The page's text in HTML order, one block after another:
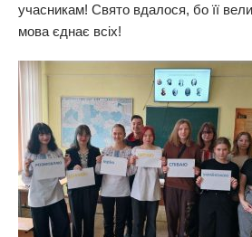
учасникам! Свято вдалося, бо її
мова єднає всіх!